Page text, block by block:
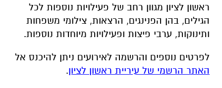
ראשון לציון מגוון רחב של פעילויות נוספות לכל
הגילים, בהן הפנינגים, הרצאות, צילומי משפחות
ותינוקות, ערבי פיצות ופעילויות מיוחדות נוספות.
לפרטים נוספים והרשמה לאירועים ניתן להיכנס אל
האתר הרשמי של עיריית ראשון לציון.